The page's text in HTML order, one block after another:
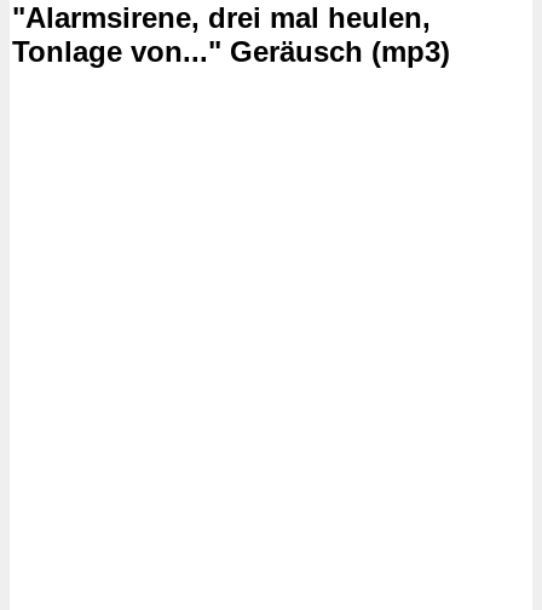
"Alarmsirene, drei mal heulen,
Tonlage von..." Geräusch (mp3)